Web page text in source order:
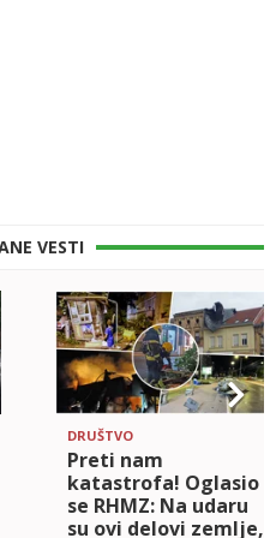
VESTI
DRUŠTVO
Preti nam
katastrofa! Oglasio
se RHMZ: Na udaru
su ovi delovi zemlje,